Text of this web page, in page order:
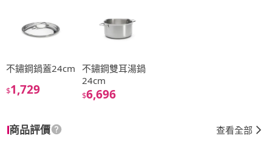
不鏽鋼鍋蓋24cm
$1,729
不鏽鋼雙耳湯鍋
24cm
$6,696
商品評價 查看全部